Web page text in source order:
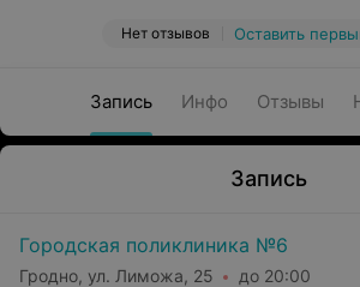
Нет отзывов Оставить
Запись Инфо Отзывы
Запись
Городская поликлиника №6
Гродно, ул. Лиможа, 25 до 20:00